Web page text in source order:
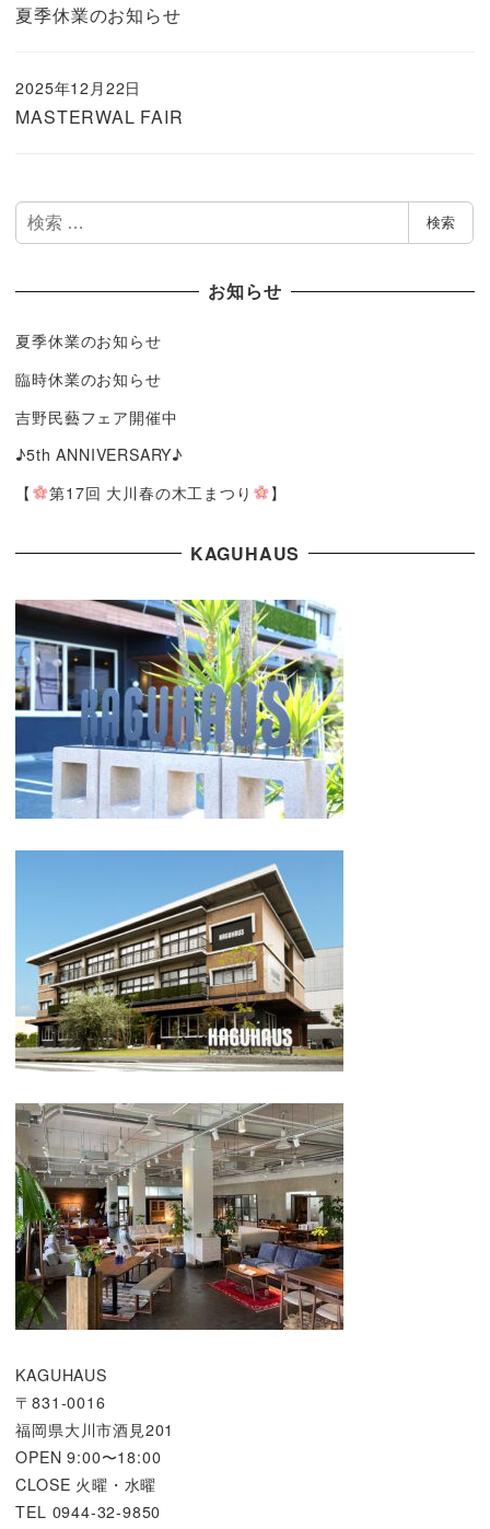
夏季休業のお知らせ
MASTERWAL FAIR
2025年12月22日
検
索
検索
お知らせ
夏季休業のお知らせ
臨時休業のお知らせ
吉野民藝フェア開催中
♪5th ANNIVERSARY♪
【
第17回 大川春の木工まつり 】
KAGUHAUS
KAGUHAUS
〒831-0016
福岡県大川市酒見201
OPEN 9:00〜18:00
CLOSE 火曜・水曜
TEL 0944-32-9850